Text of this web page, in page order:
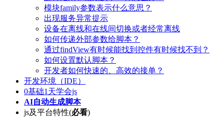
模块family参数表示什么意思？
出现服务异常提示
设备在离线和在线间切换或者经常离线
如何传递外部参数给脚本？
通过findView有时候能找到控件有时候找不到？
如何设置默认脚本？
开发者如何快速的、高效的接单？
开发环境（IDE）
0基础1天学会js
AI自动生成脚本
js及平台特性(必看)